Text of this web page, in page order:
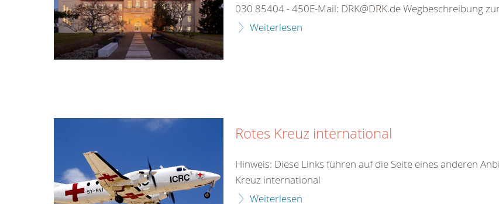
030 85404 - 450E-Mail: DRK@DRK.de Wegbeschreibung
Weiterlesen
Rotes Kreuz international
Hinweis: Diese Links führen auf die Seite eines anderen
Kreuz international
Weiterlesen